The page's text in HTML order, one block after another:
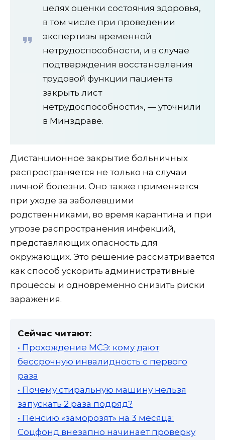
целях оценки состояния здоровья,
в том числе при проведении
экспертизы временной
нетрудоспособности, и в случае
подтверждения восстановления
трудовой функции пациента
закрыть лист
нетрудоспособности», — уточнили
в Минздраве.
Дистанционное закрытие больничных
распространяется не только на случаи
личной болезни. Оно также применяется
при уходе за заболевшими
родственниками, во время карантина и при
угрозе распространения инфекций,
представляющих опасность для
окружающих. Это решение рассматривается
как способ ускорить административные
процессы и одновременно снизить риски
заражения.
Сейчас читают:
• Прохождение МСЭ: кому дают
бессрочную инвалидность с первого
раза
• Почему стиральную машину нельзя
запускать 2 раза подряд?
• Пенсию «заморозят» на 3 месяца:
Соцфонд внезапно начинает проверку